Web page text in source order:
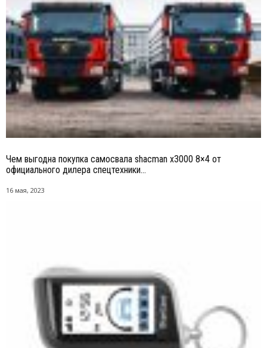
Чем выгодна покупка самосвала shacman x3000 8×4 от
официального дилера спецтехники...
16 мая, 2023